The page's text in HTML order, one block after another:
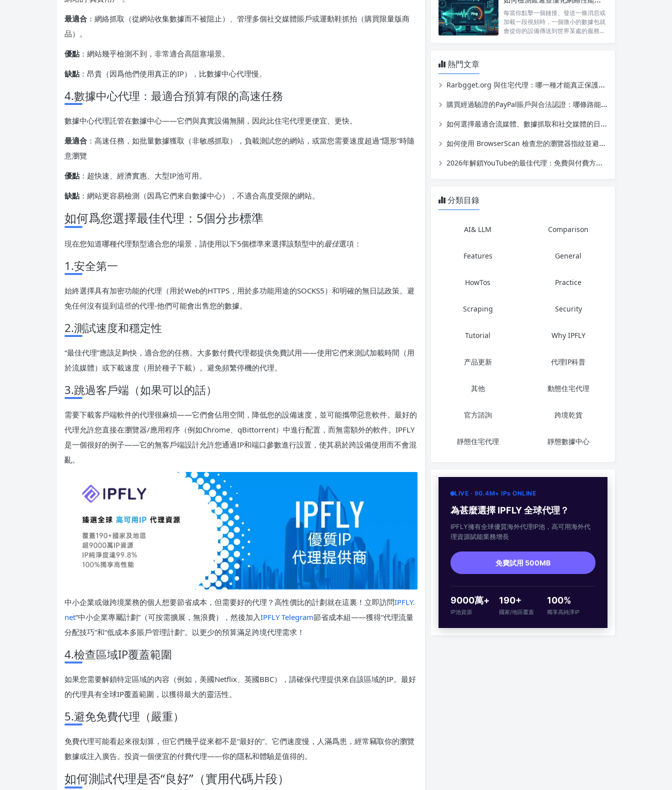
最適合 ：網絡抓取（從網站收集數據而不被阻止）、管理多個社交媒體賬戶或運動鞋抓拍（購買限量版商
品）。
優點 ：網站幾乎檢測不到，非常適合高阻塞場景。
缺點 ：昂貴（因爲他們使用真正的IP），比數據中心代理慢。
4.數據中心代理：最適合預算有限的高速任務
數據中心代理託管在數據中心——它們與真實設備無關，因此比住宅代理更便宜、更快。
最適合 ：高速任務，如批量數據獲取（非敏感抓取），負載測試您的網站，或當您需要速度超過“隱形”時隨
意瀏覽
優點 ：超快速、經濟實惠、大型IP池可用。
缺點 ：網站更容易檢測（因爲它們來自數據中心），不適合高度受限的網站。
如何爲您選擇最佳代理：5個分步標準
現在您知道哪種代理類型適合您的場景，請使用以下5個標準來選擇該類型中的最佳選項：
1.安全第一
始終選擇具有加密功能的代理（用於Web的HTTPS，用於多功能用途的SOCKS5）和明確的無日誌政策。避
免任何沒有提到這些的代理-他們可能會出售您的數據。
2.測試速度和穩定性
“最佳代理”應該足夠快，適合您的任務。大多數付費代理都提供免費試用——使用它們來測試加載時間（用
於流媒體）或下載速度（用於種子下載）。避免頻繁停機的代理。
3.跳過客戶端（如果可以的話）
需要下載客戶端軟件的代理很麻煩——它們會佔用空間，降低您的設備速度，並可能攜帶惡意軟件。最好的
代理允許您直接在瀏覽器/應用程序（例如Chrome、qBittorrent）中進行配置，而無需額外的軟件。IPFLY
是一個很好的例子——它的無客戶端設計允許您通過IP和端口參數進行設置，使其易於跨設備使用而不會混
亂。
中小企業或做跨境業務的個人想要節省成本，但需要好的代理？高性價比的計劃就在這裏！立即訪問IPFLY.
net“中小企業專屬計劃”（可按需擴展，無浪費），然後加入IPFLY Telegram節省成本組——獲得“代理流量
分配技巧”和“低成本多賬戶管理計劃”。以更少的預算滿足跨境代理需求！
4.檢查區域IP覆蓋範圍
如果您需要解鎖特定區域的內容（例如，美國Netflix、英國BBC），請確保代理提供來自該區域的IP。最好
的代理具有全球IP覆蓋範圍，以獲得最大的靈活性。
5.避免免費代理（嚴重）
免費代理可能看起來很划算，但它們幾乎從來都不是“最好的”。它們速度慢，人滿爲患，經常竊取你的瀏覽
數據或注入廣告。投資一個便宜的付費代理——你的隱私和體驗是值得的。
如何測試代理是否“良好”（實用代碼片段）
每當你點擊一個鏈接、發送一條消息或
加載一段視頻時，一個微小的數據包就
會從你的設備傳送到世界某處的服務器
熱門文章
Rarbgget.org 與住宅代理：哪一種才能真正保護您的隱私？
購買經過驗證的PayPal賬戶與合法認證：哪條路能通向長期成功？
如何選擇最適合流媒體、數據抓取和社交媒體的日本代理服務器
如何使用 BrowserScan 檢查您的瀏覽器指紋並避免被檢測
2026年解鎖YouTube的最佳代理：免費與付費方案對比
分類目錄
AI& LLM Comparison
Features General
HowTos Practice
Scraping Security
Tutorial Why IPFLY
产品更新 代理IP科普
其他 動態住宅代理
官方諮詢 跨境乾貨
靜態住宅代理 靜態數據中心
LIVE · 90.4M+ IPs ONLINE
為甚麼選擇 IPFLY 全球代理？
IPFLY擁有全球優質海外代理IP池，高可用海外代
理資源賦能業務增長
免費試用 500MB
9000萬+
IP池資源
190+
國家/地區覆蓋
100%
獨享高純淨IP